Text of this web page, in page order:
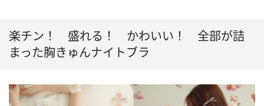
楽チン！ 盛れる！ かわいい！ 全部が詰
まった胸きゅんナイトブラ